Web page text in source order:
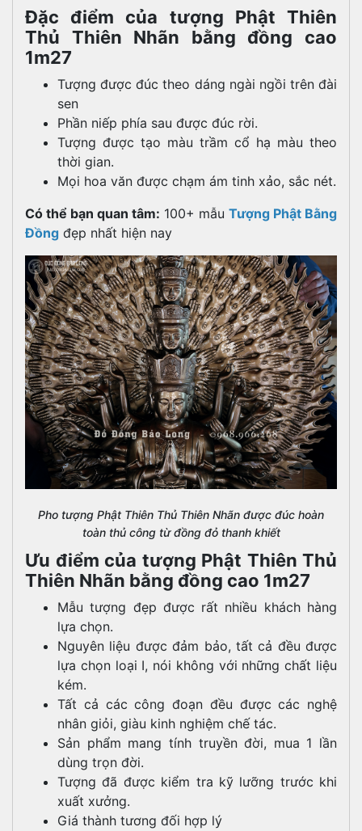
Đặc điểm của tượng Phật Thiên
Thủ Thiên Nhãn bằng đồng cao
1m27
Tượng được đúc theo dáng ngài ngồi trên đài
sen
Phần niếp phía sau được đúc rời.
Tượng được tạo màu trầm cổ hạ màu theo
thời gian.
Mọi hoa văn được chạm ám tinh xảo, sắc nét.
Có thể bạn quan tâm: 100+ mẫu Tượng Phật Bằng
Đồng đẹp nhất hiện nay
Pho tượng Phật Thiên Thủ Thiên Nhãn được đúc hoàn
toàn thủ công từ đồng đỏ thanh khiết
Ưu điểm của tượng Phật Thiên Thủ
Thiên Nhãn bằng đồng cao 1m27
Mẫu tượng đẹp được rất nhiều khách hàng
lựa chọn.
Nguyên liệu được đảm bảo, tất cả đều được
lựa chọn loại I, nói không với những chất liệu
kém.
Tất cả các công đoạn đều được các nghệ
nhân giỏi, giàu kinh nghiệm chế tác.
Sản phẩm mang tính truyền đời, mua 1 lần
dùng trọn đời.
Tượng đã được kiểm tra kỹ lưỡng trước khi
xuất xưởng.
Giá thành tương đối hợp lý